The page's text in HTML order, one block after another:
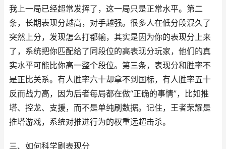
我上一局已经超常发挥了，这一局只是正常水平。第二
条，长期表现分越高，对手越强。很多人在低分段混久了
突然上分，发现怎么打都输，其实是因为你的表现分上来
了，系统把你匹配给了同段位的高表现分玩家，他们的真
实水平可能比你高一整个段位。第三条，表现分和胜率不
是正比关系。有人胜率六十却拿不到国标，有人胜率五十
反而战力高，因为后者每局都在做“正确的事情”，比如推
塔、控龙、支援，而不是单纯刷数据。记住，王者荣耀是
推塔游戏，系统对推进行为的权重远超击杀。
三、如何科学刷表现分